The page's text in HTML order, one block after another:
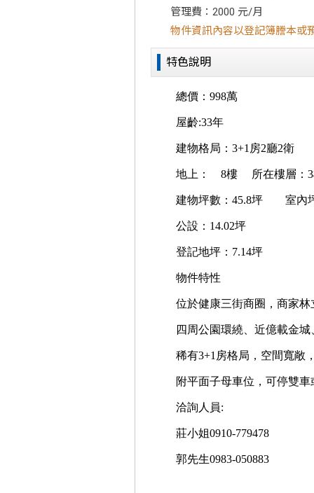
管理費：2000 元/月
物件資訊內容以登記簿謄本或
特色說明